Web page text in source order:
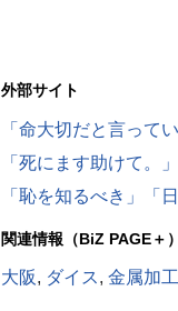
外部サイト
関連情報（BiZ PAGE＋）
大阪, ダイス, 金属加工